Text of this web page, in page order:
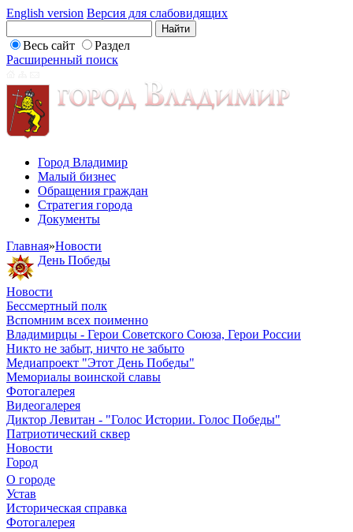
English version Версия для слабовидящих
Весь сайт
Раздел
Расширенный поиск
Город Владимир
Малый бизнес
Обращения граждан
Стратегия города
Документы
Главная»Новости
День Победы
Новости
Бессмертный полк
Вспомним всех поименно
Владимирцы - Герои Советского Союза, Герои России
Никто не забыт, ничто не забыто
Медиапроект "Этот День Победы"
Мемориалы воинской славы
Фотогалерея
Видеогалерея
Диктор Левитан - "Голос Истории. Голос Победы"
Патриотический сквер
Новости
Город
О городе
Устав
Историческая справка
Фотогалерея